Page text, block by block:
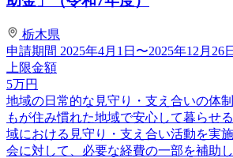
栃木県
申請期間 2025年4月1日〜2025年12月26日
上限金額
5万円
地域の日常的な見守り・支え合いの体
もが住み慣れた地域で安心して暮らせ
域における見守り・支え合い活動を実
会に対して、必要な経費の一部を補助し